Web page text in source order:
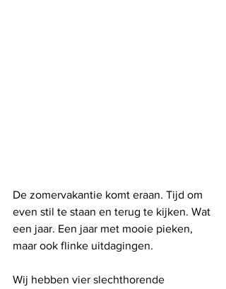
De zomervakantie komt eraan. Tijd om
even stil te staan en terug te kijken. Wat
een jaar. Een jaar met mooie pieken,
maar ook flinke uitdagingen.
Wij hebben vier slechthorende